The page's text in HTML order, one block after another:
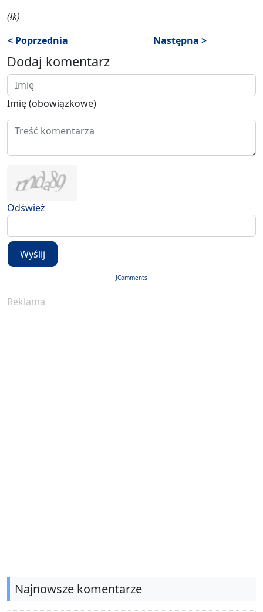
(łk)
< Poprzednia
Następna >
Dodaj komentarz
Imię (obowiązkowe)
Odśwież
Wyślij
JComments
Reklama
Najnowsze komentarze